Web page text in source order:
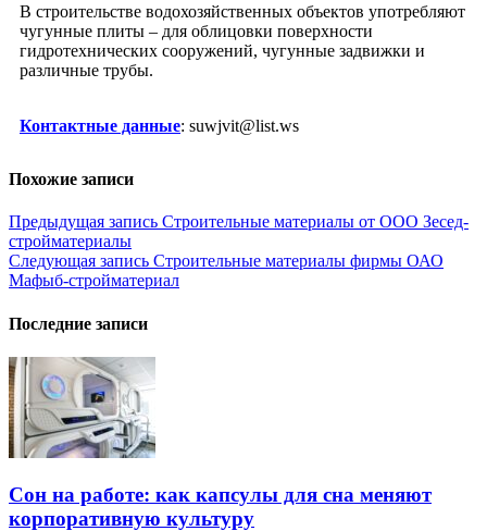
В строительстве водохозяйственных объектов употребляют
чугунные плиты – для облицовки поверхности
гидротехнических сооружений, чугунные задвижки и
различные трубы.
Контактные данные: suwjvit@list.ws
Похожие записи
Навигация
по
записям
Предыдущая запись Строительные материалы от ООО Зесед-
стройматериалы
Следующая запись Строительные материалы фирмы ОАО
Мафыб-стройматериал
Последние записи
Сон на работе: как капсулы для сна меняют
корпоративную культуру